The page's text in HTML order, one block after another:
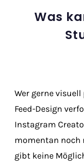
Was
Wer gerne
Feed-Design
Instagram
momentan noch
gibt keine